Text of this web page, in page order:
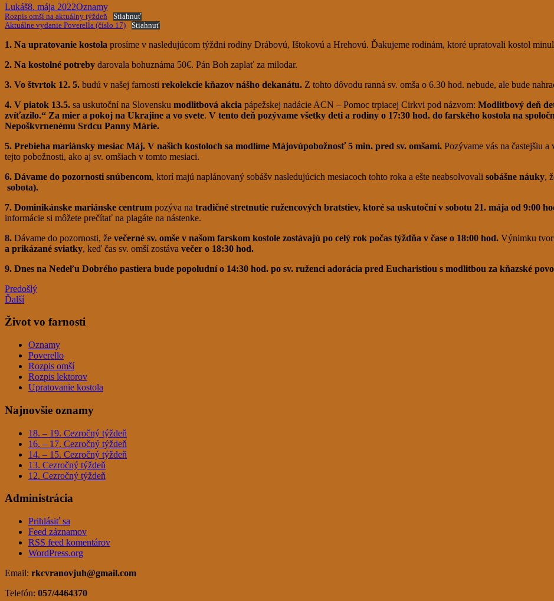
Lukáš8. mája 2022Oznamy
Rozpis omší na aktuálny týždeň
Stiahnuť
Aktuálne vydanie Poverella (číslo 17)
Stiahnuť
1. Na upratovanie kostola prosíme v nasledujúcom týždni rodiny Drábovú, Ištokovú a Hrehovú. Ďakujeme rodinám, ktoré upratovali kostol
2. Na kostolné potreby darovala bohuznáma 50€. Pán Boh zaplať za milodar.
3. Vo štvrtok 12. 5. budú v našej farnosti rekolekcie kňazov nášho dekanátu. Z tohto dôvodu ranná sv. omša o 6.30 hod. nebude, ale bude
4. V piatok 13.5. sa uskutoční na Slovensku modlitbová akcia pápežskej nadácie ACN – Pomoc trpiacej Cirkvi pod názvom: Modlitbový deň
zvíťazilo.“ Za mier a pokoj na Ukrajine a vo svete. V tento deň pozývame všetky deti a rodiny o 17:30 hod. do farského kostola na
Nepoškvrnenému Srdcu Panny Márie.
5. Prebieha mariánsky mesiac Máj. V našich kostoloch sa modlíme Májovúpobožnosť 5 min. pred sv. omšami. Pozývame vás na častejšiu a
tejto pobožnosti, ako aj sv. omšiach v tomto mesiaci.
6. Dávame do pozornosti snúbencom, ktorí majú naplánovaný sobášv nasledujúcich mesiacoch tohto roka a ešte neabsolvovali sobášne náuky,
sobota).
7. Dominikánske mariánske centrum pozýva na tradičné stretnutie ružencových bratstiev, ktoré sa uskutoční v sobotu 21. mája od 9:00
informácie si môžete prečítať na plagáte na nástenke.
8. Dávame do pozornosti, že večerné sv. omše v našom farskom kostole zostávajú po celý rok počas týždňa v čase o 18:00 hod. Výnimku
a prikázané sviatky, keď čas sv. omší zostáva večer o 18:30 hod.
9. Dnes na Nedeľu Dobrého pastiera bude popoludní o 14:30 hod. po sv. ruženci adorácia pred Eucharistiou s modlitbou za kňazské
Predošlý
Ďalší
Život vo farnosti
Oznamy
Poverello
Rozpis omší
Rozpis lektorov
Upratovanie kostola
Najnovšie oznamy
18. – 19. Cezročný týždeň
16. – 17. Cezročný týždeň
14. – 15. Cezročný týždeň
13. Cezročný týždeň
12. Cezročný týždeň
Administrácia
Prihlásiť sa
Feed záznamov
RSS feed komentárov
WordPress.org
Email: rkcvranovjuh@gmail.com
Telefón: 057/4464370